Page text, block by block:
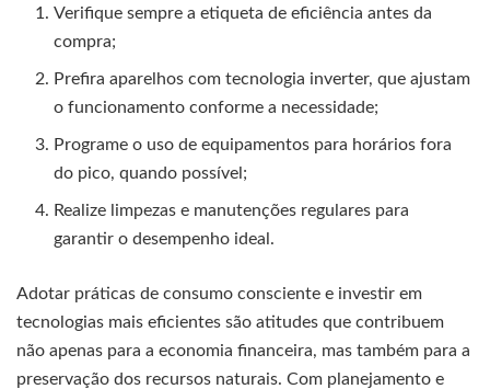
Verifique sempre a etiqueta de eficiência antes da
compra;
Prefira aparelhos com tecnologia inverter, que ajustam
o funcionamento conforme a necessidade;
Programe o uso de equipamentos para horários fora
do pico, quando possível;
Realize limpezas e manutenções regulares para
garantir o desempenho ideal.
Adotar práticas de consumo consciente e investir em
tecnologias mais eficientes são atitudes que contribuem
não apenas para a economia financeira, mas também para a
preservação dos recursos naturais. Com planejamento e